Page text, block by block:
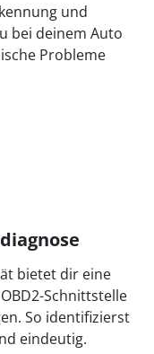
und
bei deinem Auto
Probleme
bietet dir eine
Schnittstelle
So identifizierst
eindeutig.